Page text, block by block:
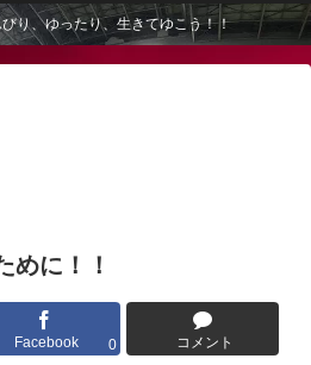
り、ゆったり、生きてゆこう！！
めに！！
Facebook 0 コメント